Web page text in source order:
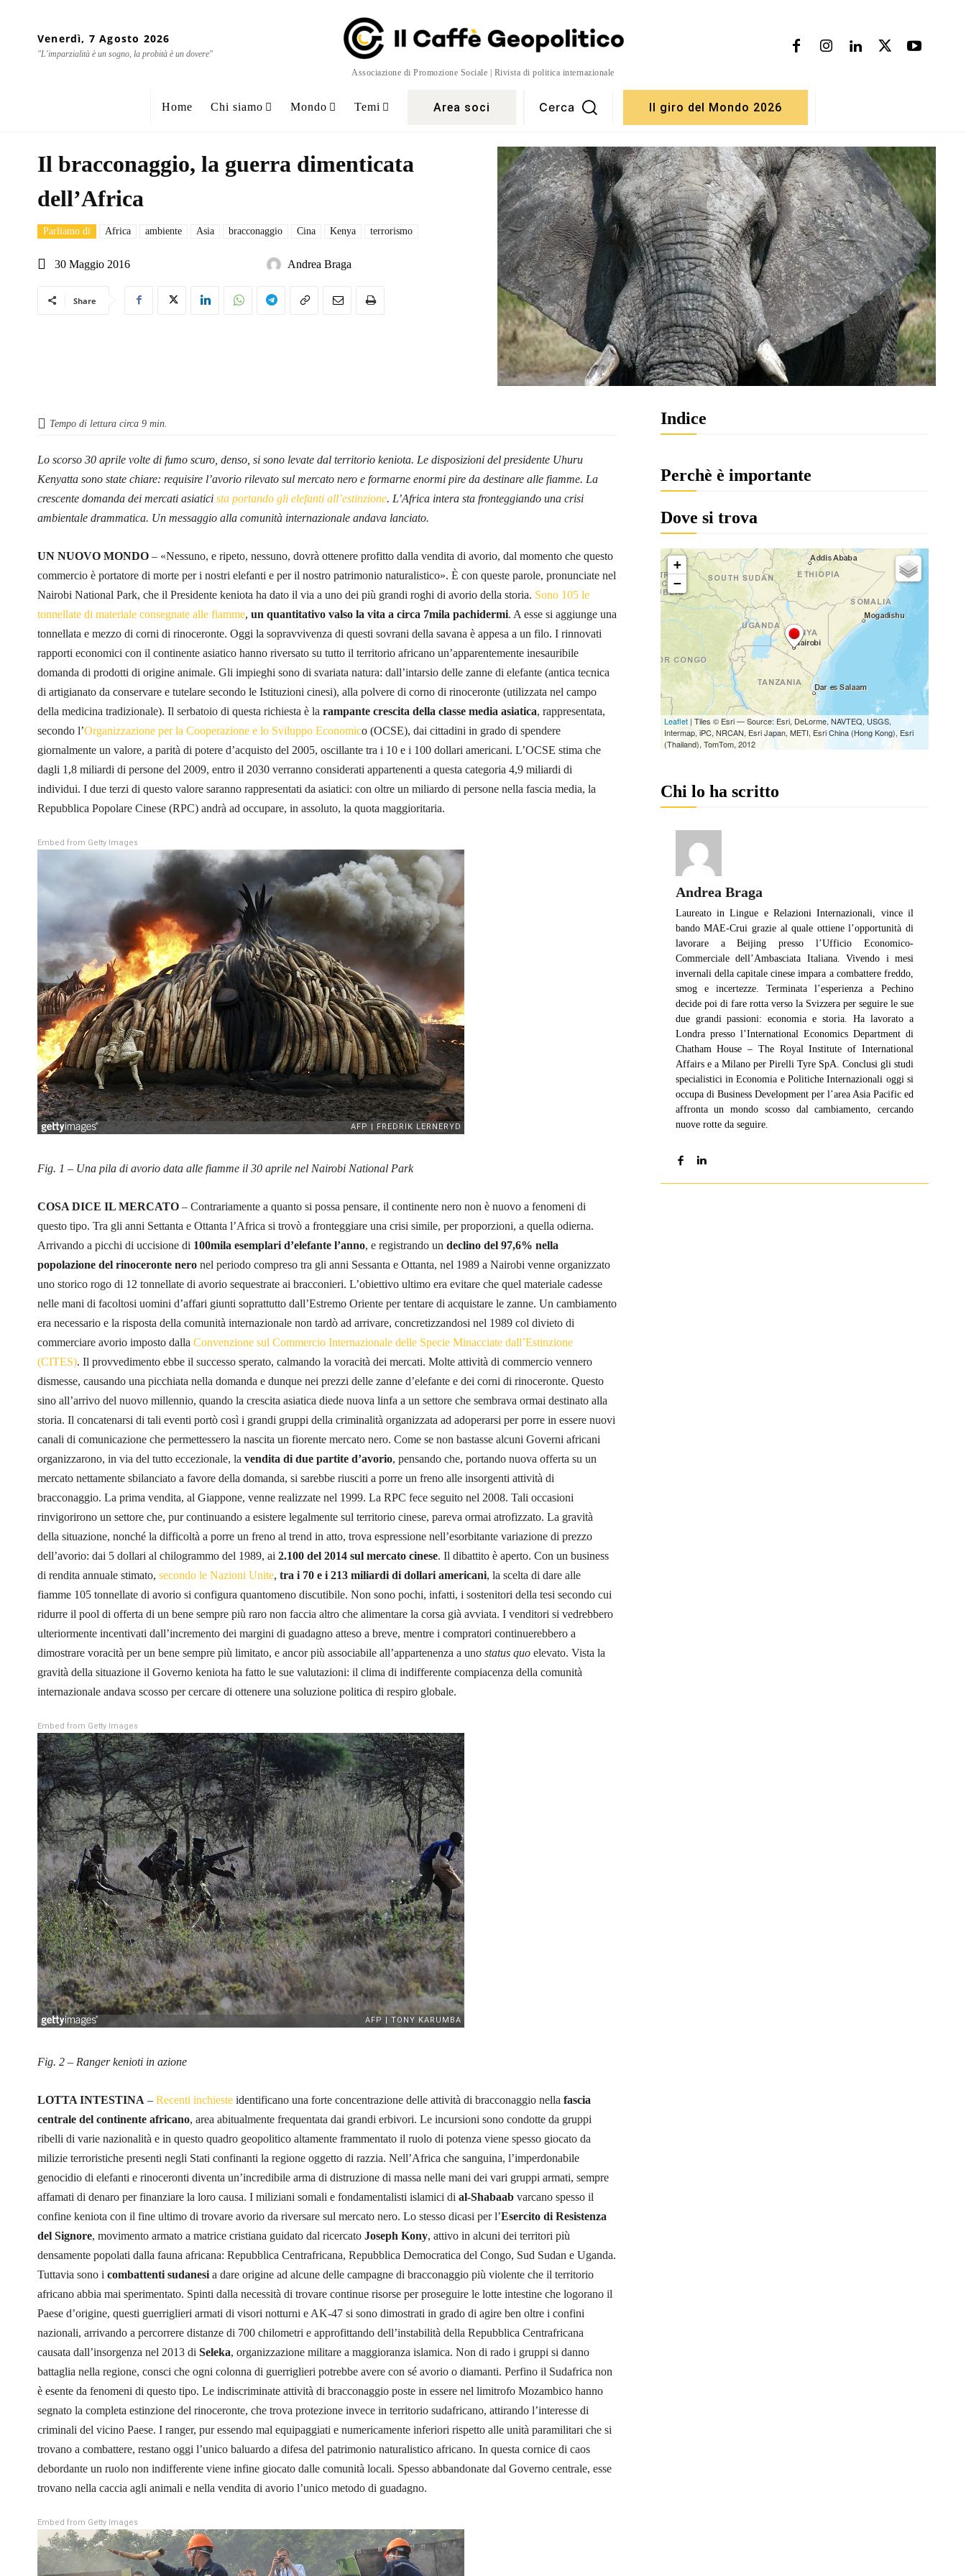
Venerdì, 7 Agosto 2026
"L'imparzialità è un sogno, la probità è un dovere"
Associazione di Promozione Sociale | Rivista di politica internazionale
Home Chi siamo Mondo Temi Area soci Cerca Il giro del Mondo 2026
Il bracconaggio, la guerra dimenticata
dell’Africa
Parliamo di Africa ambiente Asia bracconaggio Cina Kenya terrorismo
30 Maggio 2016 Andrea Braga
Share
Tempo di lettura circa 9 min.
Lo scorso 30 aprile volte di fumo scuro, denso, si sono levate dal territorio keniota. Le disposizioni del presidente Uhuru
Kenyatta sono state chiare: requisire l’avorio rilevato sul mercato nero e formarne enormi pire da destinare alle fiamme. La
crescente domanda dei mercati asiatici sta portando gli elefanti all’estinzione. L’Africa intera sta fronteggiando una crisi
ambientale drammatica. Un messaggio alla comunità internazionale andava lanciato.
UN NUOVO MONDO – «Nessuno, e ripeto, nessuno, dovrà ottenere profitto dalla vendita di avorio, dal momento che questo
commercio è portatore di morte per i nostri elefanti e per il nostro patrimonio naturalistico». È con queste parole, pronunciate nel
Nairobi National Park, che il Presidente keniota ha dato il via a uno dei più grandi roghi di avorio della storia. Sono 105 le
tonnellate di materiale consegnate alle fiamme, un quantitativo valso la vita a circa 7mila pachidermi. A esse si aggiunge una
tonnellata e mezzo di corni di rinoceronte. Oggi la sopravvivenza di questi sovrani della savana è appesa a un filo. I rinnovati
rapporti economici con il continente asiatico hanno riversato su tutto il territorio africano un’apparentemente inesauribile
domanda di prodotti di origine animale. Gli impieghi sono di svariata natura: dall’intarsio delle zanne di elefante (antica tecnica
di artigianato da conservare e tutelare secondo le Istituzioni cinesi), alla polvere di corno di rinoceronte (utilizzata nel campo
della medicina tradizionale). Il serbatoio di questa richiesta è la rampante crescita della classe media asiatica, rappresentata,
secondo l’Organizzazione per la Cooperazione e lo Sviluppo Economico (OCSE), dai cittadini in grado di spendere
giornalmente un valore, a parità di potere d’acquisto del 2005, oscillante tra i 10 e i 100 dollari americani. L’OCSE stima che
dagli 1,8 miliardi di persone del 2009, entro il 2030 verranno considerati appartenenti a questa categoria 4,9 miliardi di
individui. I due terzi di questo valore saranno rappresentati da asiatici: con oltre un miliardo di persone nella fascia media, la
Repubblica Popolare Cinese (RPC) andrà ad occupare, in assoluto, la quota maggioritaria.
Embed from Getty Images
Fig. 1 – Una pila di avorio data alle fiamme il 30 aprile nel Nairobi National Park
COSA DICE IL MERCATO – Contrariamente a quanto si possa pensare, il continente nero non è nuovo a fenomeni di
questo tipo. Tra gli anni Settanta e Ottanta l’Africa si trovò a fronteggiare una crisi simile, per proporzioni, a quella odierna.
Arrivando a picchi di uccisione di 100mila esemplari d’elefante l’anno, e registrando un declino del 97,6% nella
popolazione del rinoceronte nero nel periodo compreso tra gli anni Sessanta e Ottanta, nel 1989 a Nairobi venne organizzato
uno storico rogo di 12 tonnellate di avorio sequestrate ai bracconieri. L’obiettivo ultimo era evitare che quel materiale cadesse
nelle mani di facoltosi uomini d’affari giunti soprattutto dall’Estremo Oriente per tentare di acquistare le zanne. Un cambiamento
era necessario e la risposta della comunità internazionale non tardò ad arrivare, concretizzandosi nel 1989 col divieto di
commerciare avorio imposto dalla Convenzione sul Commercio Internazionale delle Specie Minacciate dall’Estinzione
(CITES). Il provvedimento ebbe il successo sperato, calmando la voracità dei mercati. Molte attività di commercio vennero
dismesse, causando una picchiata nella domanda e dunque nei prezzi delle zanne d’elefante e dei corni di rinoceronte. Questo
sino all’arrivo del nuovo millennio, quando la crescita asiatica diede nuova linfa a un settore che sembrava ormai destinato alla
storia. Il concatenarsi di tali eventi portò così i grandi gruppi della criminalità organizzata ad adoperarsi per porre in essere nuovi
canali di comunicazione che permettessero la nascita un fiorente mercato nero. Come se non bastasse alcuni Governi africani
organizzarono, in via del tutto eccezionale, la vendita di due partite d’avorio, pensando che, portando nuova offerta su un
mercato nettamente sbilanciato a favore della domanda, si sarebbe riusciti a porre un freno alle insorgenti attività di
bracconaggio. La prima vendita, al Giappone, venne realizzate nel 1999. La RPC fece seguito nel 2008. Tali occasioni
rinvigorirono un settore che, pur continuando a esistere legalmente sul territorio cinese, pareva ormai atrofizzato. La gravità
della situazione, nonché la difficoltà a porre un freno al trend in atto, trova espressione nell’esorbitante variazione di prezzo
dell’avorio: dai 5 dollari al chilogrammo del 1989, ai 2.100 del 2014 sul mercato cinese. Il dibattito è aperto. Con un business
di rendita annuale stimato, secondo le Nazioni Unite, tra i 70 e i 213 miliardi di dollari americani, la scelta di dare alle
fiamme 105 tonnellate di avorio si configura quantomeno discutibile. Non sono pochi, infatti, i sostenitori della tesi secondo cui
ridurre il pool di offerta di un bene sempre più raro non faccia altro che alimentare la corsa già avviata. I venditori si vedrebbero
ulteriormente incentivati dall’incremento dei margini di guadagno atteso a breve, mentre i compratori continuerebbero a
dimostrare voracità per un bene sempre più limitato, e ancor più associabile all’appartenenza a uno status quo elevato. Vista la
gravità della situazione il Governo keniota ha fatto le sue valutazioni: il clima di indifferente compiacenza della comunità
internazionale andava scosso per cercare di ottenere una soluzione politica di respiro globale.
Embed from Getty Images
Fig. 2 – Ranger kenioti in azione
LOTTA INTESTINA – Recenti inchieste identificano una forte concentrazione delle attività di bracconaggio nella fascia
centrale del continente africano, area abitualmente frequentata dai grandi erbivori. Le incursioni sono condotte da gruppi
ribelli di varie nazionalità e in questo quadro geopolitico altamente frammentato il ruolo di potenza viene spesso giocato da
milizie terroristiche presenti negli Stati confinanti la regione oggetto di razzia. Nell’Africa che sanguina, l’imperdonabile
genocidio di elefanti e rinoceronti diventa un’incredibile arma di distruzione di massa nelle mani dei vari gruppi armati, sempre
affamati di denaro per finanziare la loro causa. I miliziani somali e fondamentalisti islamici di al-Shabaab varcano spesso il
confine keniota con il fine ultimo di trovare avorio da riversare sul mercato nero. Lo stesso dicasi per l’Esercito di Resistenza
del Signore, movimento armato a matrice cristiana guidato dal ricercato Joseph Kony, attivo in alcuni dei territori più
densamente popolati dalla fauna africana: Repubblica Centrafricana, Repubblica Democratica del Congo, Sud Sudan e Uganda.
Tuttavia sono i combattenti sudanesi a dare origine ad alcune delle campagne di bracconaggio più violente che il territorio
africano abbia mai sperimentato. Spinti dalla necessità di trovare continue risorse per proseguire le lotte intestine che logorano il
Paese d’origine, questi guerriglieri armati di visori notturni e AK-47 si sono dimostrati in grado di agire ben oltre i confini
nazionali, arrivando a percorrere distanze di 700 chilometri e approfittando dell’instabilità della Repubblica Centrafricana
causata dall’insorgenza nel 2013 di Seleka, organizzazione militare a maggioranza islamica. Non di rado i gruppi si danno
battaglia nella regione, consci che ogni colonna di guerriglieri potrebbe avere con sé avorio o diamanti. Perfino il Sudafrica non
è esente da fenomeni di questo tipo. Le indiscriminate attività di bracconaggio poste in essere nel limitrofo Mozambico hanno
segnato la completa estinzione del rinoceronte, che trova protezione invece in territorio sudafricano, attirando l’interesse di
criminali del vicino Paese. I ranger, pur essendo mal equipaggiati e numericamente inferiori rispetto alle unità paramilitari che si
trovano a combattere, restano oggi l’unico baluardo a difesa del patrimonio naturalistico africano. In questa cornice di caos
debordante un ruolo non indifferente viene infine giocato dalle comunità locali. Spesso abbandonate dal Governo centrale, esse
trovano nella caccia agli animali e nella vendita di avorio l’unico metodo di guadagno.
Embed from Getty Images
Indice
Perchè è importante
Dove si trova
Chi lo ha scritto
Andrea Braga
Laureato in Lingue e Relazioni Internazionali, vince il
bando MAE-Crui grazie al quale ottiene l’opportunità di
lavorare a Beijing presso l’Ufficio Economico-
Commerciale dell’Ambasciata Italiana. Vivendo i mesi
invernali della capitale cinese impara a combattere freddo,
smog e incertezze. Terminata l’esperienza a Pechino
decide poi di fare rotta verso la Svizzera per seguire le sue
due grandi passioni: economia e storia. Ha lavorato a
Londra presso l’International Economics Department di
Chatham House – The Royal Institute of International
Affairs e a Milano per Pirelli Tyre SpA. Conclusi gli studi
specialistici in Economia e Politiche Internazionali oggi si
occupa di Business Development per l’area Asia Pacific ed
affronta un mondo scosso dal cambiamento, cercando
nuove rotte da seguire.